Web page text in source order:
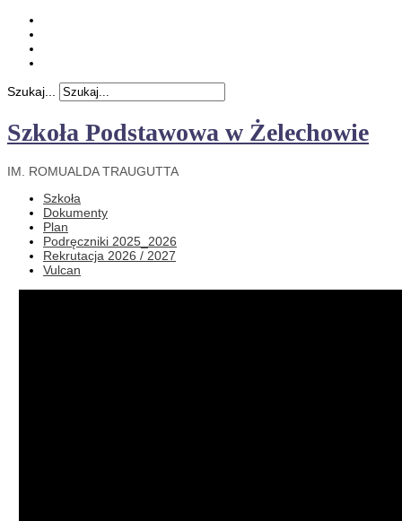
Szukaj...
Szkoła Podstawowa w Żelechowie
IM. ROMUALDA TRAUGUTTA
Szkoła
Dokumenty
Plan
Podręczniki 2025_2026
Rekrutacja 2026 / 2027
Vulcan